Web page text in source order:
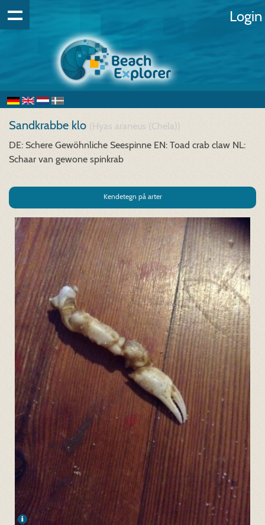
Login
Sandkrabbe klo (Hyas araneus (Chela))
DE: Schere Gewöhnliche Seespinne EN: Toad crab claw NL:
Schaar van gewone spinkrab
Kendetegn på arter